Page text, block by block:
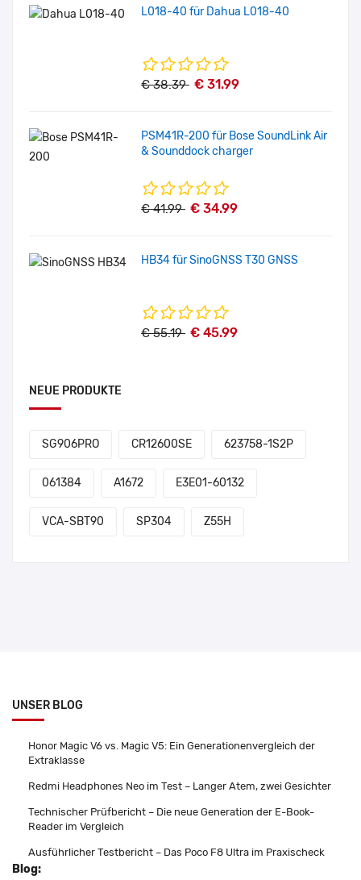
L018-40 für Dahua L018-40
€ 38.39 € 31.99
PSM41R-200 für Bose SoundLink Air
& Sounddock charger
€ 41.99 € 34.99
HB34 für SinoGNSS T30 GNSS
€ 55.19 € 45.99
NEUE PRODUKTE
SG906PRO CR12600SE 623758-1S2P
061384 A1672 E3E01-60132
VCA-SBT90 SP304 Z55H
UNSER BLOG
Honor Magic V6 vs. Magic V5: Ein Generationenvergleich der
Extraklasse
Redmi Headphones Neo im Test – Langer Atem, zwei Gesichter
Technischer Prüfbericht – Die neue Generation der E-Book-
Reader im Vergleich
Ausführlicher Testbericht – Das Poco F8 Ultra im Praxischeck
Blog: